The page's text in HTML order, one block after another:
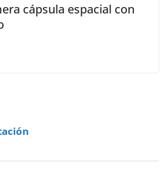
cápsula espacial con